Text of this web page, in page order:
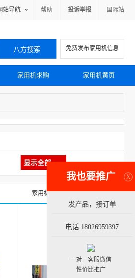
站导航 帮助 投诉举报 国际站
免费发布家用机信息
家用机黄页
家用机求购
显示全部
家用机求购信息 家用机黄页
X
我也要推广
发产品，接订单
电话:18026959397
一对一客服微信
性价比推广